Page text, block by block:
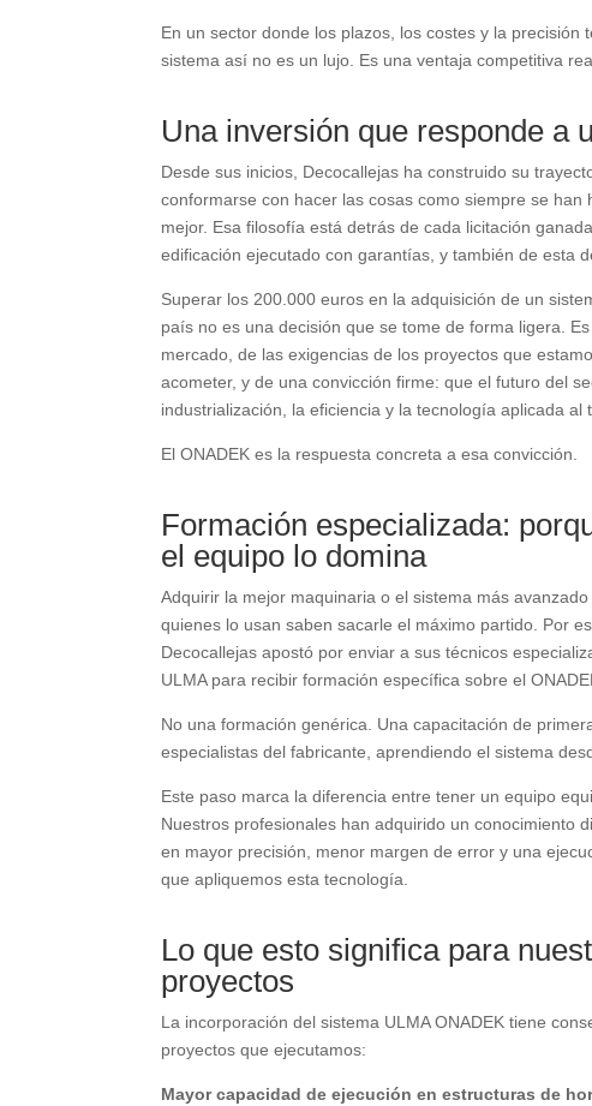
En un sector donde los plazos, los costes y la precisión
sistema así no es un lujo. Es una ventaja competitiva
Una inversión que responde a
Desde sus inicios, Decocallejas ha construido su
conformarse con hacer las cosas como siempre se
mejor. Esa filosofía está detrás de cada licitación
edificación ejecutado con garantías, y también de esta
Superar los 200.000 euros en la adquisición de un
país no es una decisión que se tome de forma ligera.
mercado, de las exigencias de los proyectos que
acometer, y de una convicción firme: que el futuro del
industrialización, la eficiencia y la tecnología aplicada al
El ONADEK es la respuesta concreta a esa convicción.
Formación especializada:
el equipo lo domina
Adquirir la mejor maquinaria o el sistema más
quienes lo usan saben sacarle el máximo partido. Por
Decocallejas apostó por enviar a sus técnicos
ULMA para recibir formación específica sobre el
No una formación genérica. Una capacitación de
especialistas del fabricante, aprendiendo el sistema
Este paso marca la diferencia entre tener un equipo
Nuestros profesionales han adquirido un conocimiento
en mayor precisión, menor margen de error y una
que apliquemos esta tecnología.
Lo que esto significa para
proyectos
La incorporación del sistema ULMA ONADEK tiene
proyectos que ejecutamos:
Mayor capacidad de ejecución en estructuras de